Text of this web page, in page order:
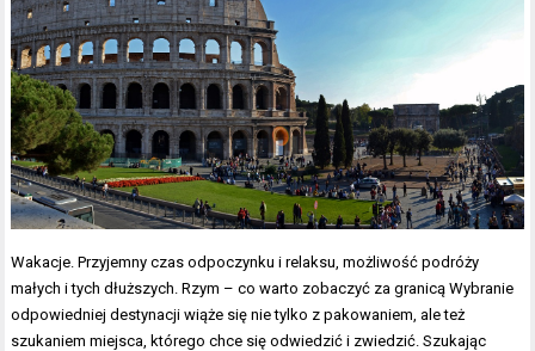
Wakacje. Przyjemny czas odpoczynku i relaksu, możliwość podróży
małych i tych dłuższych. Rzym – co warto zobaczyć za granicą Wybranie
odpowiedniej destynacji wiąże się nie tylko z pakowaniem, ale też
szukaniem miejsca, którego chce się odwiedzić i zwiedzić. Szukając